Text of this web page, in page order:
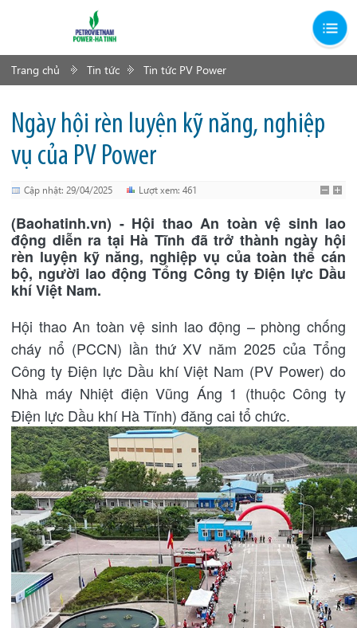
Trang chủ Tin tức Tin tức PV Power
Ngày hội rèn luyện kỹ năng, nghiệp
vụ của PV Power
Cập nhật: 29/04/2025 Lượt xem: 461
(Baohatinh.vn) - Hội thao An toàn vệ sinh lao
động diễn ra tại Hà Tĩnh đã trở thành ngày hội
rèn luyện kỹ năng, nghiệp vụ của toàn thể cán
bộ, người lao động Tổng Công ty Điện lực Dầu
khí Việt Nam.
Hội thao An toàn vệ sinh lao động – phòng chống
cháy nổ (PCCN) lần thứ XV năm 2025 của Tổng
Công ty Điện lực Dầu khí Việt Nam (PV Power) do
Nhà máy Nhiệt điện Vũng Áng 1 (thuộc Công ty
Điện lực Dầu khí Hà Tĩnh) đăng cai tổ chức.